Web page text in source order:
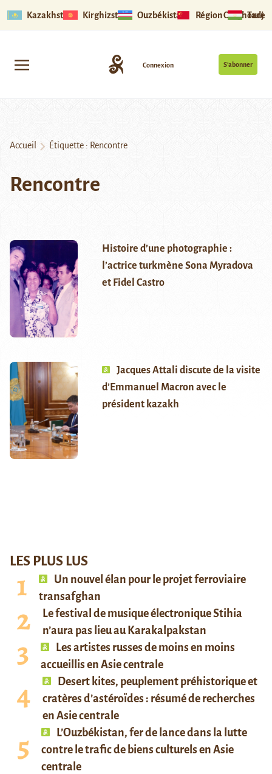
Kazakhstan Kirghizstan Ouzbékistan Région Ouïghoure
S’abonner
Connexion
Accueil Étiquette : Rencontre
Rencontre
Histoire d’une photographie :
l’actrice turkmène Sona Myradova
et Fidel Castro
Jacques Attali discute de la visite
d’Emmanuel Macron avec le
président kazakh
LES PLUS LUS
Un nouvel élan pour le projet ferroviaire
transafghan
Le festival de musique électronique Stihia
n’aura pas lieu au Karakalpakstan
Les artistes russes de moins en moins
accueillis en Asie centrale
Desert kites, peuplement préhistorique et
cratères d’astéroïdes : résumé de recherches
en Asie centrale
L’Ouzbékistan, fer de lance dans la lutte
contre le trafic de biens culturels en Asie
centrale